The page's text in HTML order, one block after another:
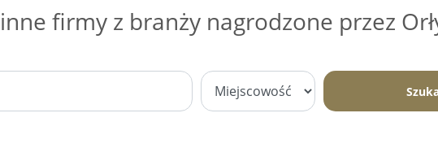
firmy z branży nagrodzone przez